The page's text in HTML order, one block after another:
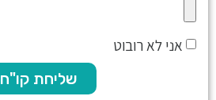
אני לא רובוט
שליחת קו"ח